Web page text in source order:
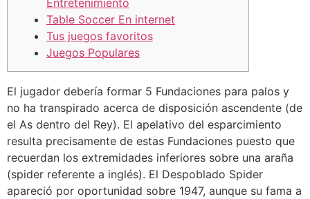
Table Soccer En internet
Tus juegos favoritos
Juegos Populares
El jugador debería formar 5 Fundaciones para palos y
no ha transpirado acerca de disposición ascendente (de
el As dentro del Rey). El apelativo del esparcimiento
resulta precisamente de estas Fundaciones puesto que
recuerdan los extremidades inferiores sobre una araña
(spider referente a inglés). El Despoblado Spider
apareció por oportunidad sobre 1947, aunque su fama a